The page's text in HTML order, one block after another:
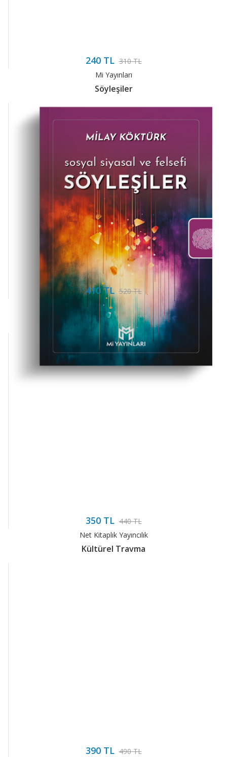
240 TL 310 TL
Mi Yayınları
Söyleşiler
410 TL 520 TL
Net Kitaplık Yayıncılık
Gündelik Pratikler V...
350 TL 440 TL
Net Kitaplık Yayıncılık
Kültürel Travma
390 TL 490 TL